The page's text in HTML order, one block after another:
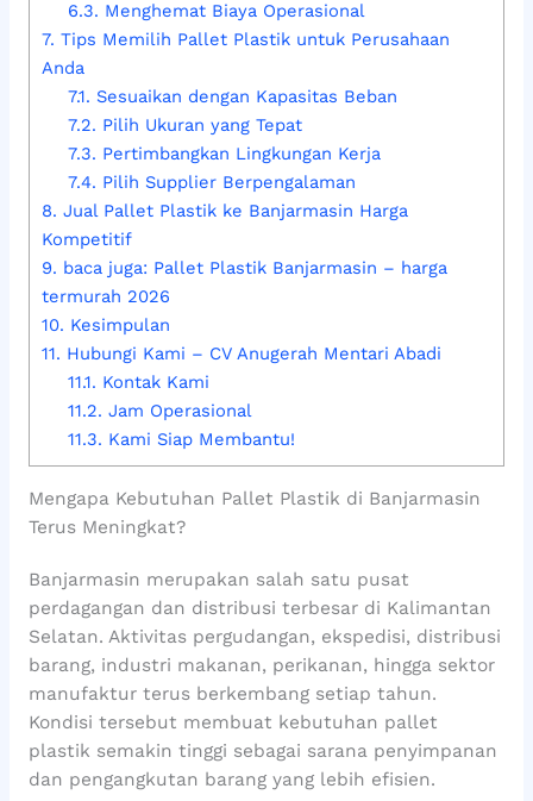
6.3. Menghemat Biaya Operasional
7. Tips Memilih Pallet Plastik untuk Perusahaan
Anda
7.1. Sesuaikan dengan Kapasitas Beban
7.2. Pilih Ukuran yang Tepat
7.3. Pertimbangkan Lingkungan Kerja
7.4. Pilih Supplier Berpengalaman
8. Jual Pallet Plastik ke Banjarmasin Harga
Kompetitif
9. baca juga: Pallet Plastik Banjarmasin – harga
termurah 2026
10. Kesimpulan
11. Hubungi Kami – CV Anugerah Mentari Abadi
11.1. Kontak Kami
11.2. Jam Operasional
11.3. Kami Siap Membantu!
Mengapa Kebutuhan Pallet Plastik di Banjarmasin
Terus Meningkat?
Banjarmasin merupakan salah satu pusat
perdagangan dan distribusi terbesar di Kalimantan
Selatan. Aktivitas pergudangan, ekspedisi, distribusi
barang, industri makanan, perikanan, hingga sektor
manufaktur terus berkembang setiap tahun.
Kondisi tersebut membuat kebutuhan pallet
plastik semakin tinggi sebagai sarana penyimpanan
dan pengangkutan barang yang lebih efisien.